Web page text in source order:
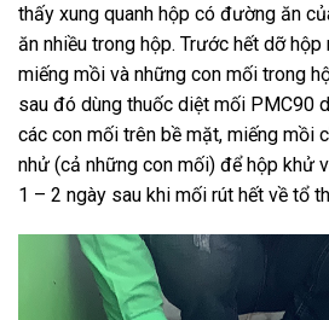
thấy xung quanh hộp có đường ăn
ăn nhiều trong hộp. Trước hết dỡ
miếng mồi và những con mối trong
sau đó dùng thuốc diệt mối PMC90
các con mối trên bề mặt, miếng mồi
nhử (cả những con mối) để hộp khử
1 – 2 ngày sau khi mối rút hết về tổ